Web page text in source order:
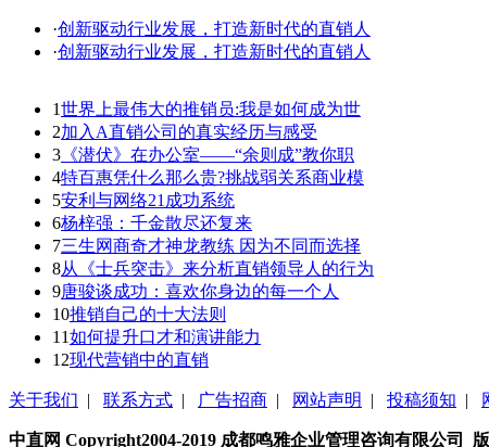
·创新驱动行业发展，打造新时代的直销人
·创新驱动行业发展，打造新时代的直销人
1世界上最伟大的推销员:我是如何成为世
2加入A直销公司的真实经历与感受
3 《潜伏》在办公室——“余则成”教你职
4特百惠凭什么那么贵?挑战弱关系商业模
5安利与网络21成功系统
6杨梓强：千金散尽还复来
7三生网商奇才神龙教练 因为不同而选择
8从《士兵突击》来分析直销领导人的行为
9唐骏谈成功：喜欢你身边的每一个人
10推销自己的十大法则
11如何提升口才和演讲能力
12现代营销中的直销
关于我们 | 联系方式 | 广告招商 | 网站声明 | 投稿须知 |
中直网 Copyright2004-2019 成都鸣雅企业管理咨询有限公司